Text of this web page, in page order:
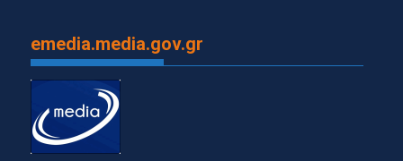
emedia.media.gov.gr